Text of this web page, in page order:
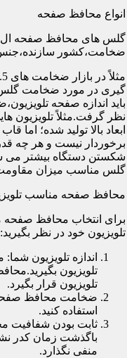
انواع محافظ صفحه
گلس های محافظ صفحه ال
ضخامت،کشور
گیری در مورد ضخامت
باید اندازه صفحه
نظر گرفت.مثلاً تلویزیون
ابعاد بالا تولید شده؛ اما
برخوردار نیست و هر چه
شکستن دستگاه بیشتر می
گلس مناسب میزان
محافظ صفحه مناسب
برای انتخاب محافظ صفحه
تلویزیون خود در نظر بگیرید:
اندازه تلویزیون
تلویزیون
تلویزیون قرار بگیرد.
ضخامت محافظ
استفاده کنید.
ثابت بودن شفافیت
باگذشت زمان کدر
منفی نگذارد.